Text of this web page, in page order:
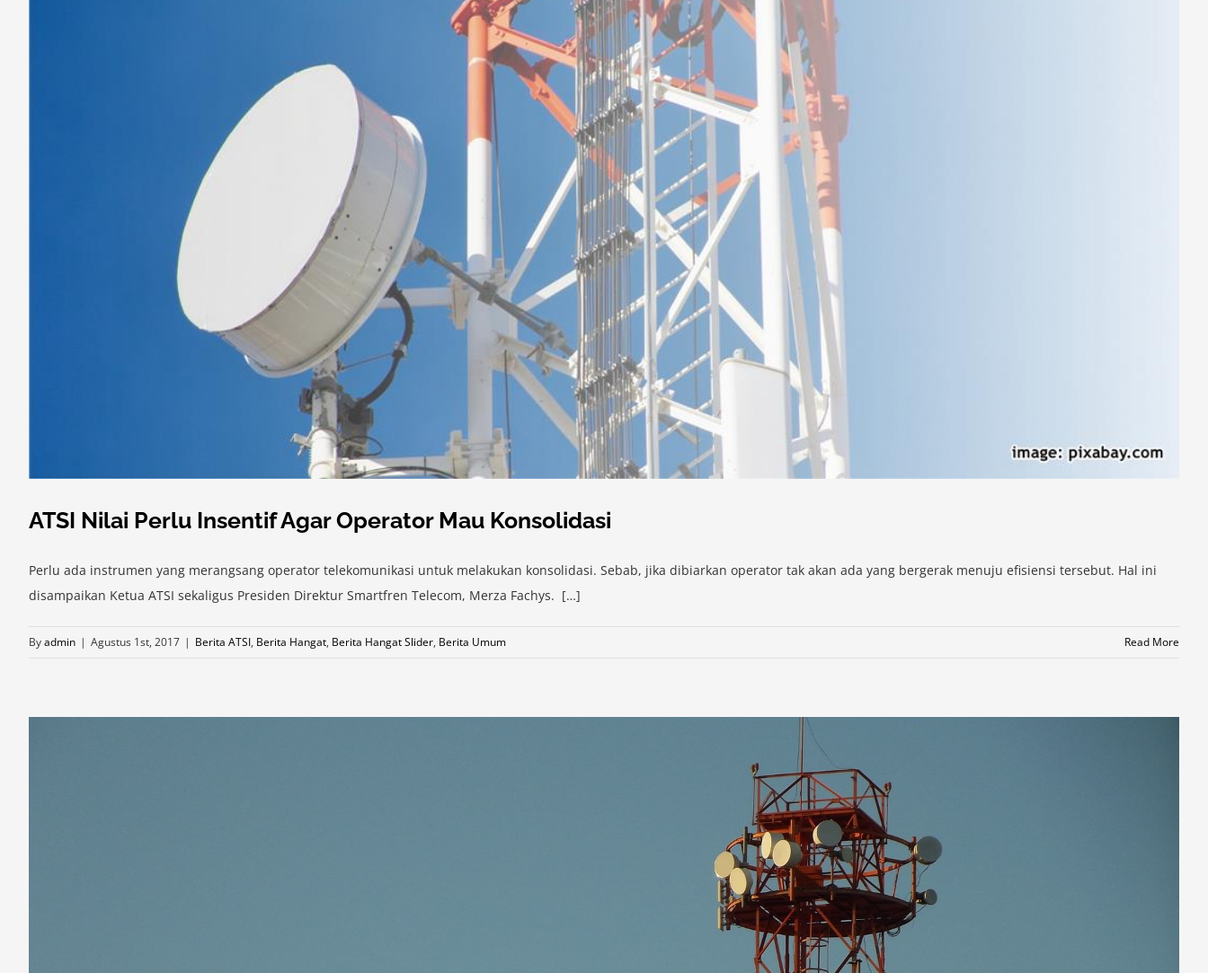
ATSI Nilai Perlu Insentif Agar Operator Mau Konsolidasi
Perlu ada instrumen yang merangsang operator telekomunikasi untuk melakukan konsolidasi. Sebab, jika dibiarkan operator tak akan ada yang bergerak menuju efisiensi tersebut. Hal ini
disampaikan Ketua ATSI sekaligus Presiden Direktur Smartfren Telecom, Merza Fachys. […]
Byadmin | Agustus 1st, 2017 | Berita ATSI, Berita Hangat, Berita Hangat Slider, Berita Umum Read More